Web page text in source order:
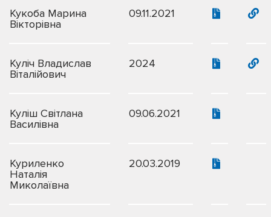
Кукоба Марина
Вікторівна
09.11.2021
Куліч Владислав
Віталійович
2024
Куліш Світлана
Василівна
09.06.2021
Куриленко
Наталія
Миколаївна
20.03.2019